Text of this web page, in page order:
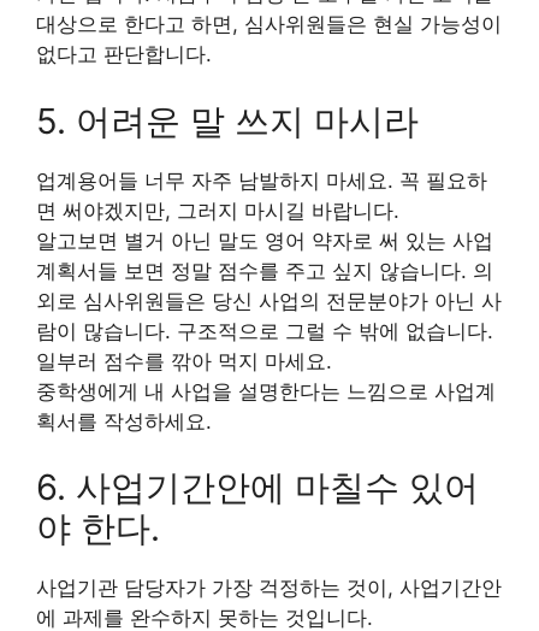
대상으로 한다고 하면, 심사위원들은 현실 가능성이
없다고 판단합니다.
5. 어려운 말 쓰지 마시라
업계용어들 너무 자주 남발하지 마세요. 꼭 필요하
면 써야겠지만, 그러지 마시길 바랍니다.
알고보면 별거 아닌 말도 영어 약자로 써 있는 사업
계획서들 보면 정말 점수를 주고 싶지 않습니다. 의
외로 심사위원들은 당신 사업의 전문분야가 아닌 사
람이 많습니다. 구조적으로 그럴 수 밖에 없습니다.
일부러 점수를 깎아 먹지 마세요.
중학생에게 내 사업을 설명한다는 느낌으로 사업계
획서를 작성하세요.
6. 사업기간안에 마칠수 있어
야 한다.
사업기관 담당자가 가장 걱정하는 것이, 사업기간안
에 과제를 완수하지 못하는 것입니다.